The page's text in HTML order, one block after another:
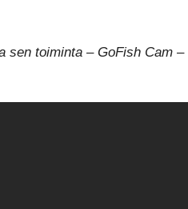
sen toiminta – GoFish Cam